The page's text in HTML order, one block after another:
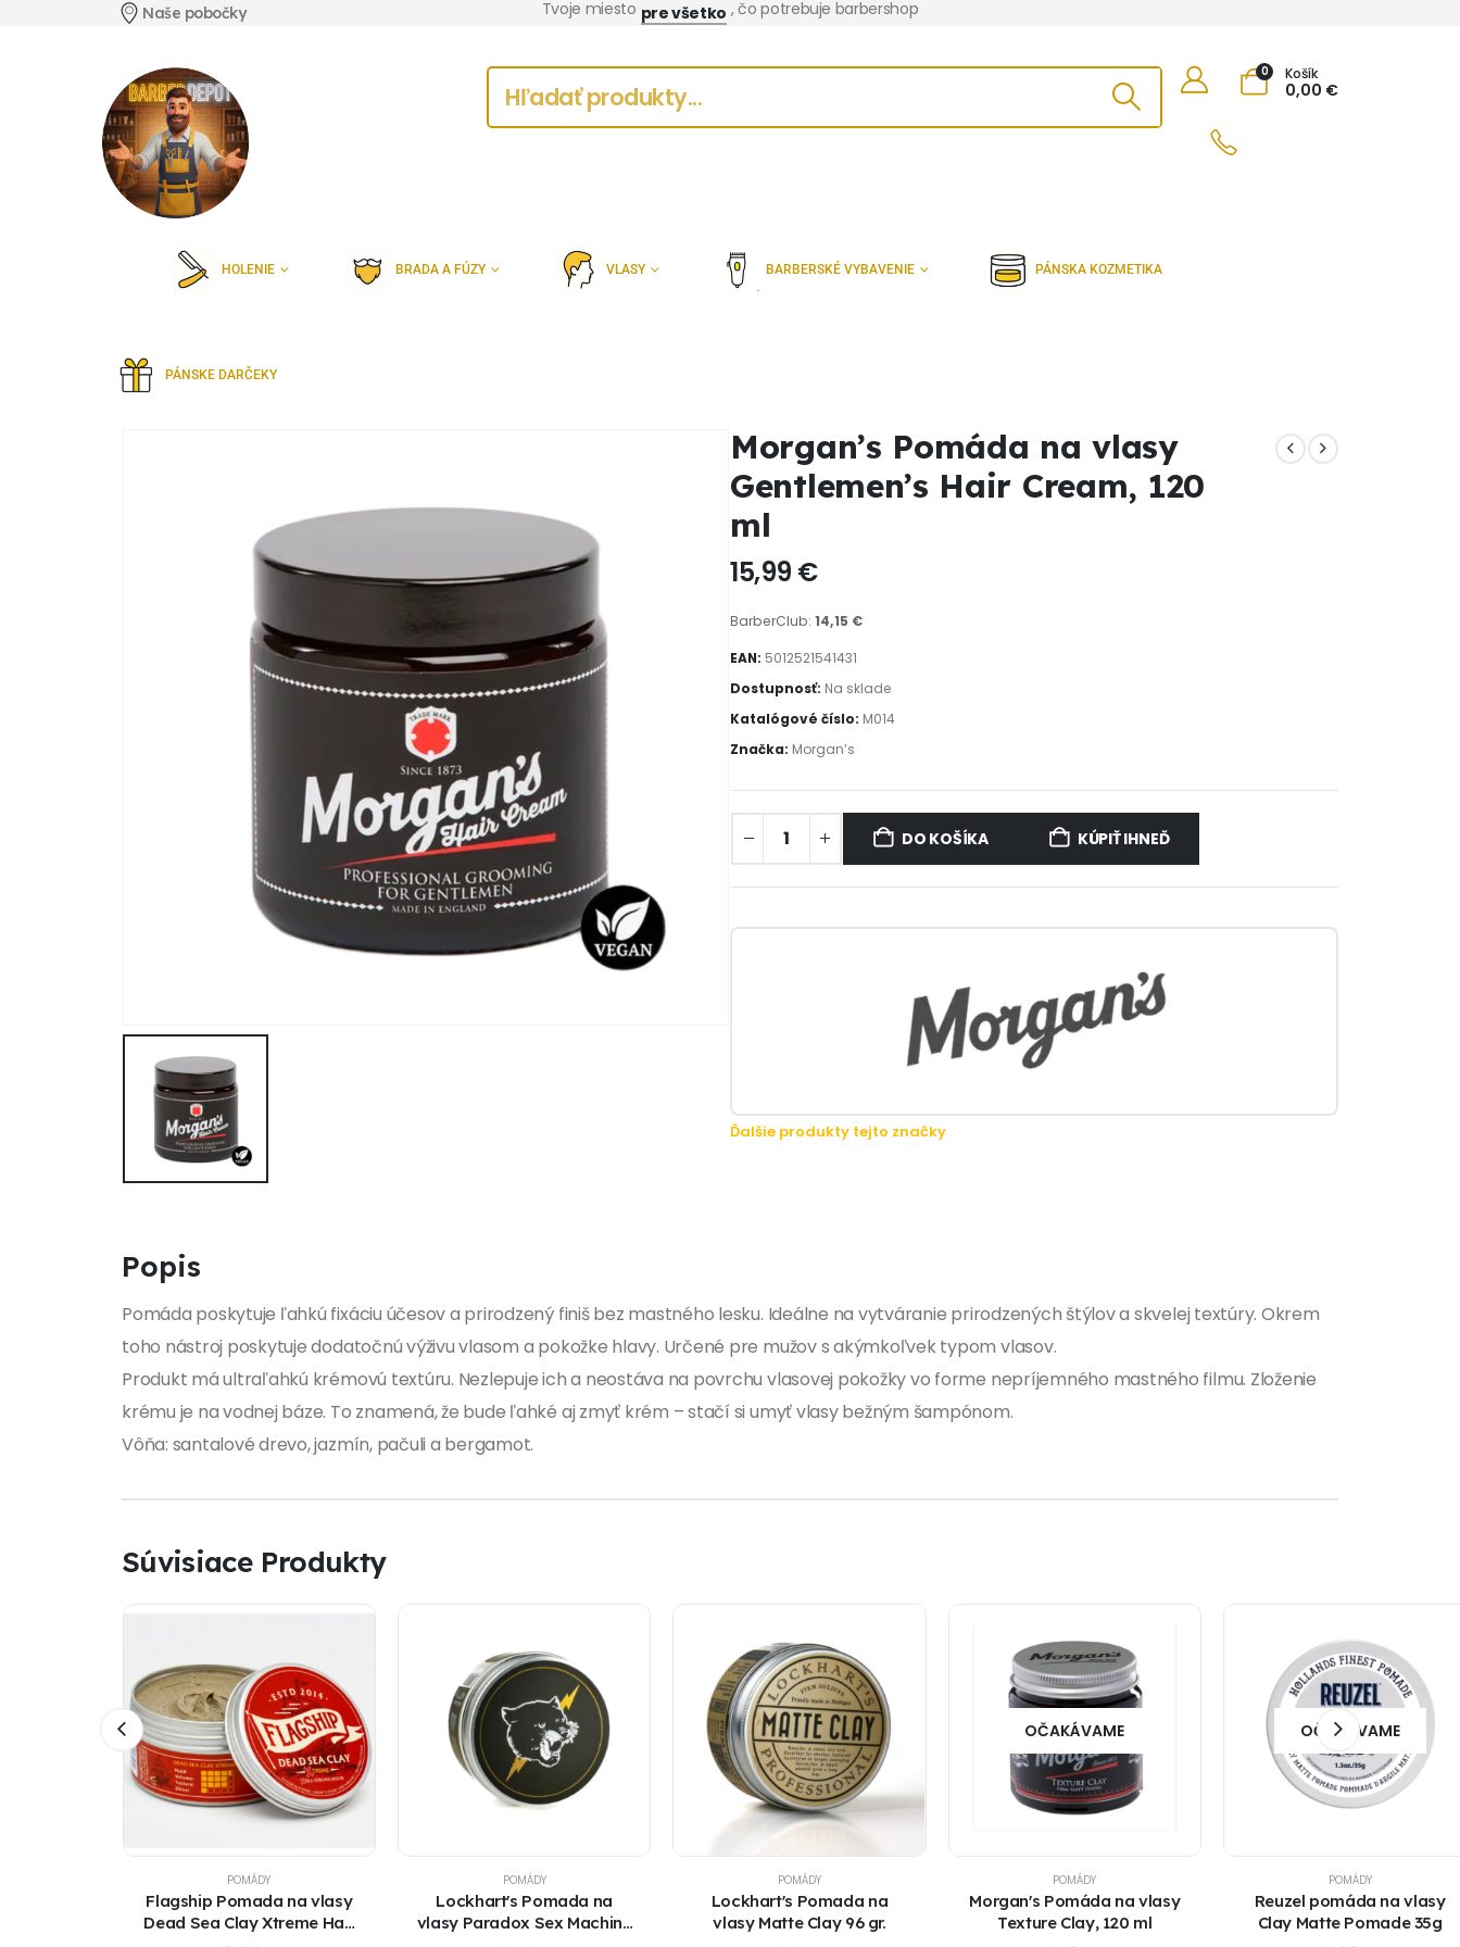
Naše pobočky Tvoje miesto pre všetko , čo potrebuje barbershop
0 Košík
0,00 €
HOLENIE BRADA A FÚZY VLASY BARBERSKÉ VYBAVENIE PÁNSKA KOZMETIKA
PÁNSKE DARČEKY
Morgan’s Pomáda na vlasy
Gentlemen’s Hair Cream, 120
ml
15,99 €
BarberClub: 14,15 €
EAN: 5012521541431
Dostupnosť: Na sklade
Katalógové číslo: M014
Značka: Morgan’s
DO KOŠÍKA KÚPIŤ IHNEĎ
Ďalšie produkty tejto značky
Popis
Pomáda poskytuje ľahkú fixáciu účesov a prirodzený finiš bez mastného lesku. Ideálne na vytváranie prirodzených štýlov a skvelej textúry. Okrem
toho nástroj poskytuje dodatočnú výživu vlasom a pokožke hlavy. Určené pre mužov s akýmkoľvek typom vlasov.
Produkt má ultraľahkú krémovú textúru. Nezlepuje ich a neostáva na povrchu vlasovej pokožky vo forme nepríjemného mastného filmu. Zloženie
krému je na vodnej báze. To znamená, že bude ľahké aj zmyť krém – stačí si umyť vlasy bežným šampónom.
Vôňa: santalové drevo, jazmín, pačuli a bergamot.
Súvisiace Produkty
POMÁDY
Flagship Pomada na vlasy
Dead Sea Clay Xtreme Hair
POMÁDY
Lockhart's Pomada na
vlasy Paradox Sex Machine
POMÁDY
Lockhart's Pomada na
vlasy Matte Clay 96 gr.
OČAKÁVAME
POMÁDY
Morgan's Pomáda na vlasy
Texture Clay, 120 ml
OČAKÁVAME
POMÁDY
Reuzel pomáda na vlasy
Clay Matte Pomade 35g